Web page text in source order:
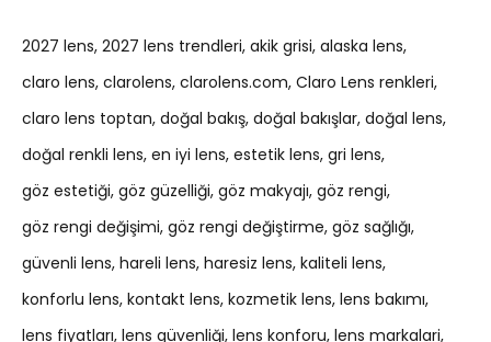
2027 lens 2027 lens trendleri akik grisi alaska lens
claro lens clarolens clarolens.com Claro Lens renkleri
claro lens toptan doğal bakış doğal bakışlar doğal lens
doğal renkli lens en iyi lens estetik lens gri lens
göz estetiği göz güzelliği göz makyajı göz rengi
göz rengi değişimi göz rengi değiştirme göz sağlığı
güvenli lens hareli lens haresiz lens kaliteli lens
konforlu lens kontakt lens kozmetik lens lens bakımı
lens fiyatları lens güvenliği lens konforu lens markalari